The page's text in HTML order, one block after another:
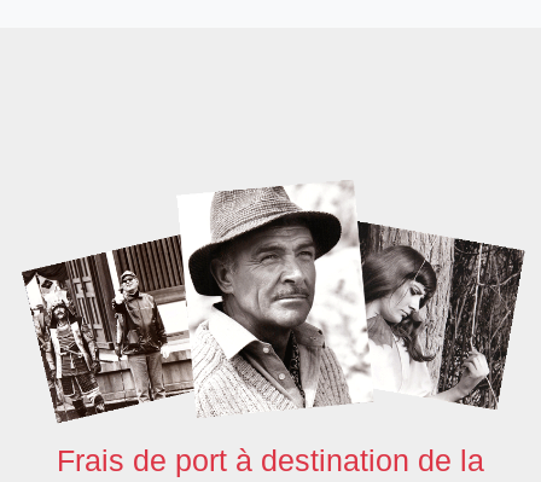
o
n
p
Frais de port à destination de la